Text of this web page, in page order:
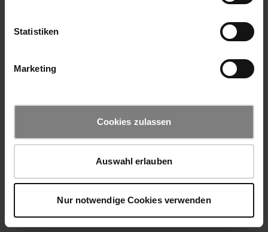
Statistiken
Marketing
Cookies zulassen
Auswahl erlauben
Nur notwendige Cookies verwenden